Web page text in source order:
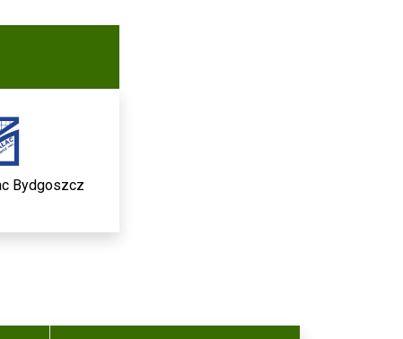
Bydgoszcz